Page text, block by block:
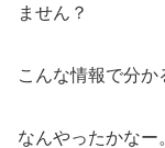
ません？
こんな情報で分
なんやったかなー